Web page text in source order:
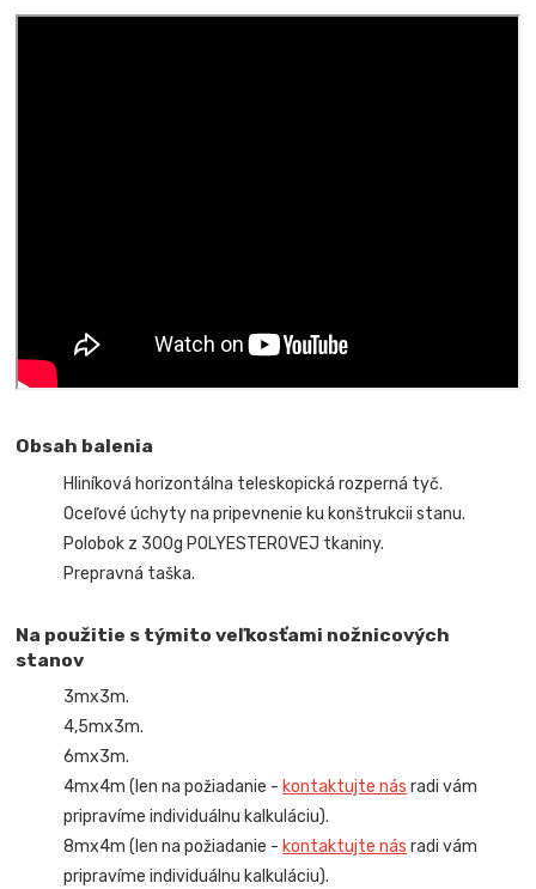
Obsah balenia
Hliníková horizontálna teleskopická rozperná tyč.
Oceľové úchyty na pripevnenie ku konštrukcii stanu.
Polobok z 300g POLYESTEROVEJ tkaniny.
Prepravná taška.
Na použitie s týmito veľkosťami nožnicových
stanov
3mx3m.
4,5mx3m.
6mx3m.
4mx4m (len na požiadanie - kontaktujte nás radi vám
pripravíme individuálnu kalkuláciu).
8mx4m (len na požiadanie - kontaktujte nás radi vám
pripravíme individuálnu kalkuláciu).